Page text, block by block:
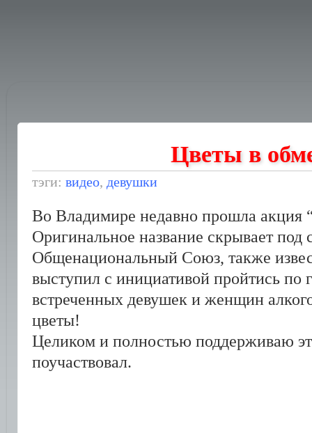
Цветы в
тэги: видео, девушки
Во Владимире недавно прошла акция
Оригинальное название скрывает
Общенациональный Союз, также
выступил с инициативой пройтись по
встреченных девушек и женщин
цветы!
Целиком и полностью поддерживаю
поучаствовал.